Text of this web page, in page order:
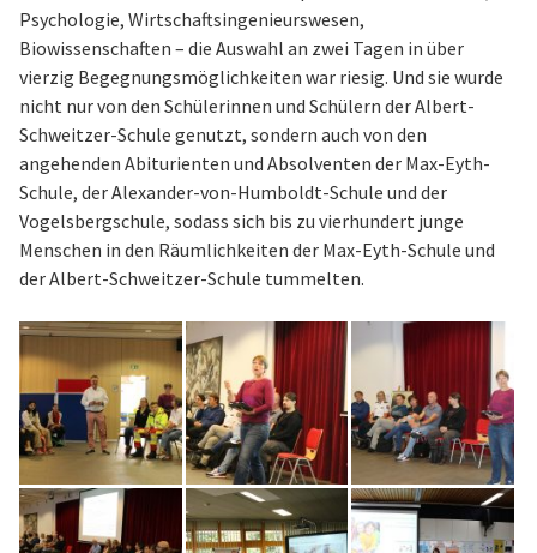
Psychologie, Wirtschaftsingenieurswesen,
Biowissenschaften – die Auswahl an zwei Tagen in über
vierzig Begegnungsmöglichkeiten war riesig. Und sie wurde
nicht nur von den Schülerinnen und Schülern der Albert-
Schweitzer-Schule genutzt, sondern auch von den
angehenden Abiturienten und Absolventen der Max-Eyth-
Schule, der Alexander-von-Humboldt-Schule und der
Vogelsbergschule, sodass sich bis zu vierhundert junge
Menschen in den Räumlichkeiten der Max-Eyth-Schule und
der Albert-Schweitzer-Schule tummelten.